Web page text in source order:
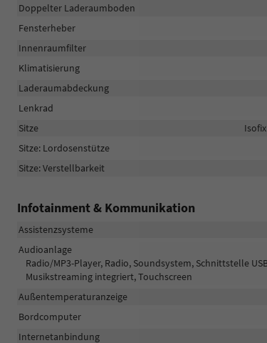
Doppelter Laderaumboden
Fensterheber
Innenraumfilter
Klimatisierung
Laderaumabdeckung
Lenkrad
Sitze
Sitze: Lordosenstütze
Sitze: Verstellbarkeit
Infotainment & Kommunikation
Assistenzsysteme
Audioanlage
Radio/MP3-Player, Radio, Soundsystem, Schnittstelle
Musikstreaming integriert, Touchscreen
Außentemperaturanzeige
Bordcomputer
Internetanbindung